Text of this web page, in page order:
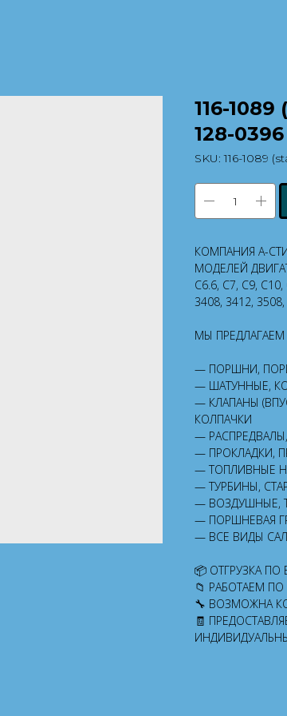
116-1089
128-
SKU:116-1089
КОМПАНИЯ А-
МОДЕЛЕЙ
C6.6, C7, C9,
3408, 3412,
МЫ
— ПОРШНИ,
— ШАТУННЫЕ,
— КЛАПАНЫ
КОЛПАЧКИ
—
— ПРОКЛАДКИ,
— ТОПЛИВНЫЕ
— ТУРБИНЫ,
— ВОЗДУШНЫЕ,
— ПОРШНЕВАЯ
— ВСЕ ВИДЫ
📦 ОТГРУЗКА
📁 РАБОТАЕМ
🔧 ВОЗМОЖНА
🧾